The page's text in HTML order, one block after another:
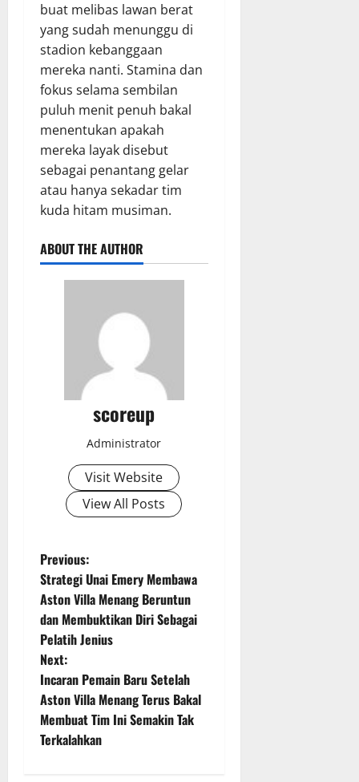
buat melibas lawan berat
yang sudah menunggu di
stadion kebanggaan
mereka nanti. Stamina dan
fokus selama sembilan
puluh menit penuh bakal
menentukan apakah
mereka layak disebut
sebagai penantang gelar
atau hanya sekadar tim
kuda hitam musiman.
ABOUT THE AUTHOR
scoreup
Administrator
Visit Website
View All Posts
P
o
s
t
n
a
Previous:
Strategi Unai Emery Membawa
Aston Villa Menang Beruntun
dan Membuktikan Diri Sebagai
Pelatih Jenius
Next:
Incaran Pemain Baru Setelah
Aston Villa Menang Terus Bakal
Membuat Tim Ini Semakin Tak
Terkalahkan